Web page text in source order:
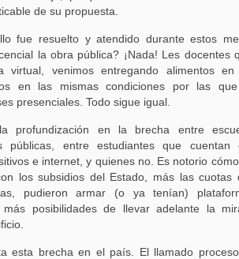
de su propuesta.
fue resuelto y atendido durante estos
la obra pública? ¡Nada! Les docentes
virtual, venimos entregando alimentos en
en las mismas condiciones por las
presenciales. Todo sigue igual.
profundización en la brecha entre
públicas, entre estudiantes que cuentan
e internet, y quienes no. Es notorio
los subsidios del Estado, más las cuotas
pudieron armar (o ya tenían)
posibilidades de llevar adelante la
esta brecha en el país. El llamado